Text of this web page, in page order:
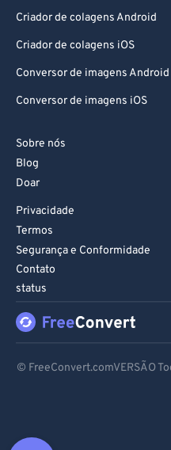
Criador de colagens Android
Criador de colagens iOS
Conversor de imagens Android
Conversor de imagens iOS
Sobre nós
Blog
Doar
Privacidade
Termos
Segurança e Conformidade
Contato
status
© FreeConvert.comVERSÃO